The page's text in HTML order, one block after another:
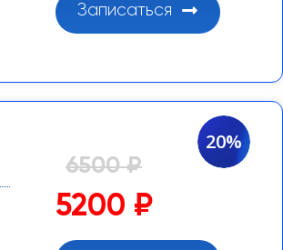
Записаться
20%
6500 ₽
5200 ₽